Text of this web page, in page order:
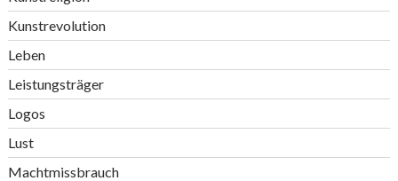
Kunstrevolution
Leben
Leistungsträger
Logos
Lust
Machtmissbrauch